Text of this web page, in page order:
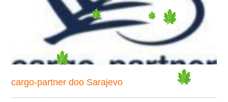
cargo-partner doo Sarajevo